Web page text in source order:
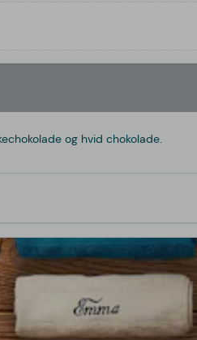
og hvid chokolade.